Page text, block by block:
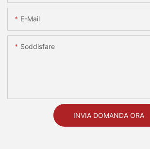
E-Mail
Soddisfare
INVIA DOMANDA ORA